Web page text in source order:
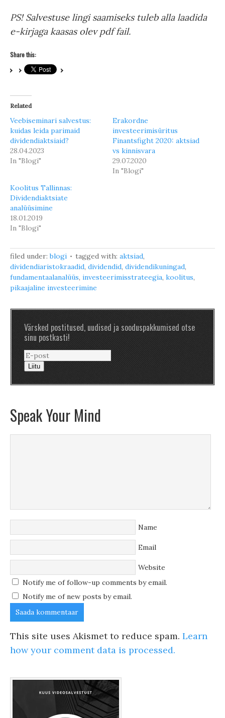
PS! Salvestuse lingi saamiseks tuleb alla laadida
e-kirjaga kaasas olev pdf fail.
Share this:
Related
Veebiseminari salvestus:
kuidas leida parimaid
dividendiaktsiaid?
28.04.2023
In "Blogi"
Erakordne
investeerimisüritus
Finantsfight 2020: aktsiad
vs kinnisvara
29.07.2020
In "Blogi"
Koolitus Tallinnas:
Dividendiaktsiate
analüüsimine
18.01.2019
In "Blogi"
filed under:blogi tagged with: aktsiad,
dividendiaristokraadid, dividendid, dividendikuningad,
fundamentaalanalüüs, investeerimisstrateegia, koolitus,
pikaajaline investeerimine
Värsked postitused, uudised ja sooduspakkumised otse
sinu postkasti!
Liitu
Speak Your Mind
Name
Email
Website
Notify me of follow-up comments by email.
Notify me of new posts by email.
This site uses Akismet to reduce spam. Learn
how your comment data is processed.